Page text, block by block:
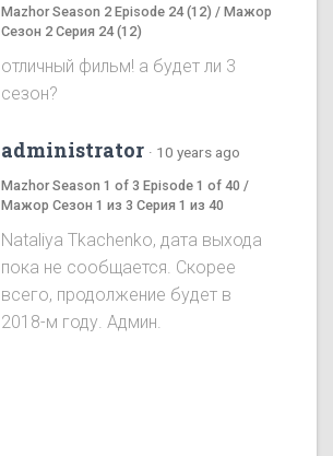
Mazhor Season 2 Episode 24 (12) / Мажор
Сезон 2 Серия 24 (12)
отличный фильм! а будет ли 3
сезон?
administrator · 10 years ago
Mazhor Season 1 of 3 Episode 1 of 40 /
Мажор Сезон 1 из 3 Серия 1 из 40
Nataliya Tkachenko, дата выхода
пока не сообщается. Скорее
всего, продолжение будет в
2018-м году. Админ.